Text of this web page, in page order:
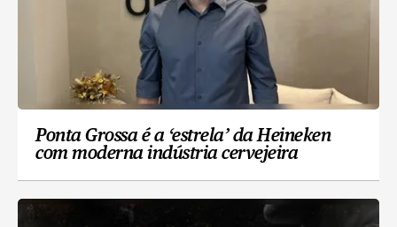
Ponta Grossa é a ‘estrela’ da Heineken
com moderna indústria cervejeira